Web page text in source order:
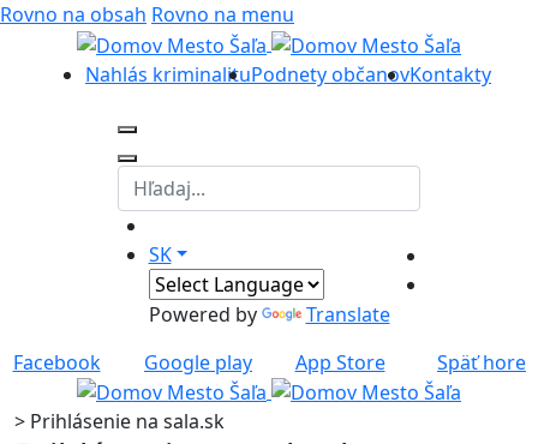
Rovno na obsah Rovno na menu
Nahlás kriminalituPodnety občanovKontakty
SK
Powered by
Translate
Facebook
Google play App Store Späť hore
> Prihlásenie na sala.sk